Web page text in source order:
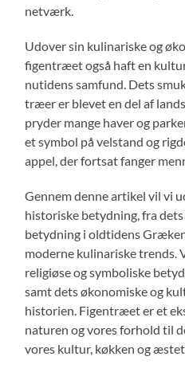
netværk.
Udover sin kulinariske og
figentræet også haft en
nutidens samfund. Dets
træer er blevet en del af
pryder mange haver og
et symbol på velstand og
appel, der fortsat fanger
Gennem denne artikel vil vi
historiske betydning, fra
betydning i oldtidens
moderne kulinariske trends.
religiøse og symboliske
samt dets økonomiske og
historien. Figentræet er et
naturen og vores forhold til
vores kultur, køkken og